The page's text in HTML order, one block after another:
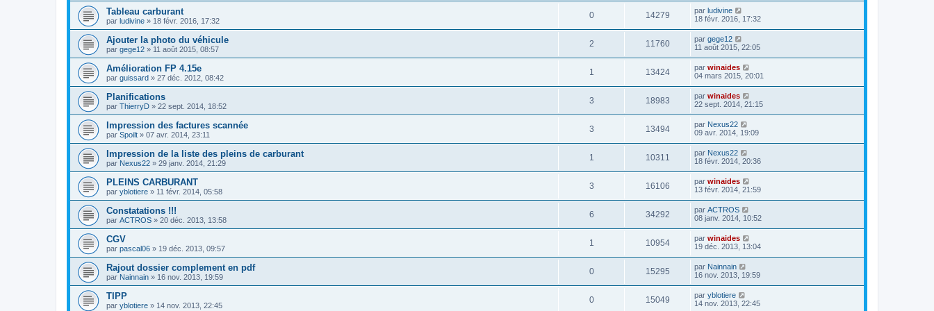
Tableau carburant
par ludivine » 18 févr. 2016, 17:32
0 14279 par ludivine
18 févr. 2016, 17:32
Ajouter la photo du véhicule
par gege12 » 11 août 2015, 08:57
2 11760 par gege12
11 août 2015, 22:05
Amélioration FP 4.15e
par guissard » 27 déc. 2012, 08:42
1 13424 par winaides
04 mars 2015, 20:01
Planifications
par ThierryD » 22 sept. 2014, 18:52
3 18983 par winaides
22 sept. 2014, 21:15
Impression des factures scannée
par Spoilt » 07 avr. 2014, 23:11
3 13494 par Nexus22
09 avr. 2014, 19:09
Impression de la liste des pleins de carburant
par Nexus22 » 29 janv. 2014, 21:29
1 10311 par Nexus22
18 févr. 2014, 20:36
PLEINS CARBURANT
par yblotiere » 11 févr. 2014, 05:58
3 16106 par winaides
13 févr. 2014, 21:59
Constatations !!!
par ACTROS » 20 déc. 2013, 13:58
6 34292 par ACTROS
08 janv. 2014, 10:52
CGV
par pascal06 » 19 déc. 2013, 09:57
1 10954 par winaides
19 déc. 2013, 13:04
Rajout dossier complement en pdf
par Nainnain » 16 nov. 2013, 19:59
0 15295 par Nainnain
16 nov. 2013, 19:59
TIPP
par yblotiere » 14 nov. 2013, 22:45
0 15049 par yblotiere
14 nov. 2013, 22:45